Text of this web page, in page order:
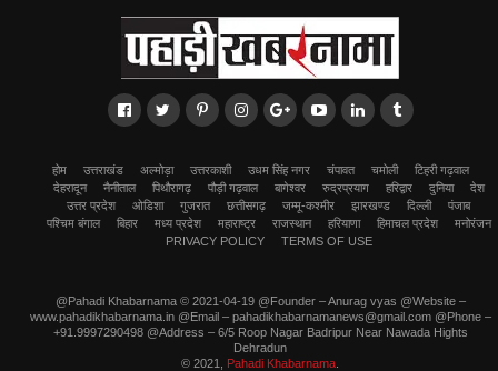
होम उत्तराखंड अल्मोड़ा उत्तरकाशी उधम सिंह नगर चंपावत चमोली
टिहरी गढ़वाल
देहरादून
नैनीताल पिथौरागढ़ पौड़ी गढ़वाल बागेश्वर रुद्रप्रयाग हरिद्वार दुनिया
देश
उत्तर प्रदेश
ओडिशा गुजरात छत्तीसगढ़ जम्मू-कश्मीर झारखण्ड दिल्ली
पंजाब
पश्चिम बंगाल
बिहार मध्य प्रदेश महाराष्ट्र राजस्थान हरियाणा हिमाचल प्रदेश
मनोरंजन
PRIVACY POLICY
TERMS OF USE
@Pahadi Khabarnama © 2021-04-19 @Founder – Anurag vyas @Website –
www.pahadikhabarnama.in @Email – pahadikhabarnamanews@gmail.com @Phone –
+91.9997290498 @Address – 6/5 Roop Nagar Badripur Near Nawada Hights
Dehradun
© 2021, Pahadi Khabarnama